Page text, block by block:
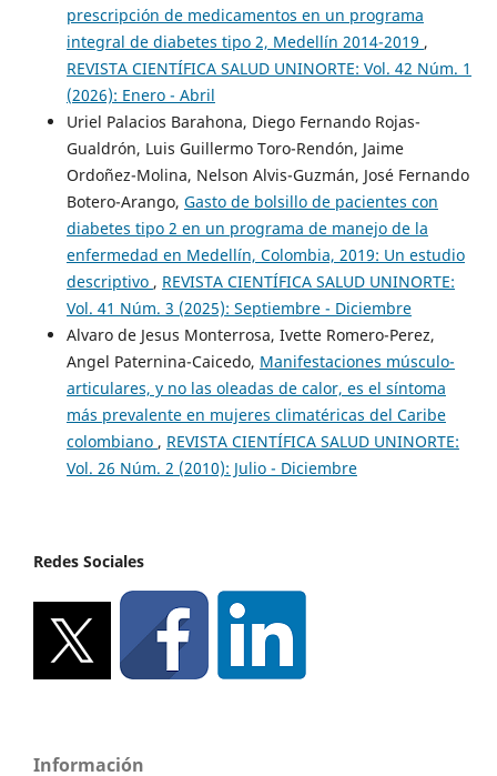
prescripción de medicamentos en un programa
integral de diabetes tipo 2, Medellín 2014-2019 ,
REVISTA CIENTÍFICA SALUD UNINORTE: Vol. 42 Núm. 1
(2026): Enero - Abril
Uriel Palacios Barahona, Diego Fernando Rojas-
Gualdrón, Luis Guillermo Toro-Rendón, Jaime
Ordoñez-Molina, Nelson Alvis-Guzmán, José Fernando
Botero-Arango, Gasto de bolsillo de pacientes con
diabetes tipo 2 en un programa de manejo de la
enfermedad en Medellín, Colombia, 2019: Un estudio
descriptivo , REVISTA CIENTÍFICA SALUD UNINORTE:
Vol. 41 Núm. 3 (2025): Septiembre - Diciembre
Alvaro de Jesus Monterrosa, Ivette Romero-Perez,
Angel Paternina-Caicedo, Manifestaciones músculo-
articulares, y no las oleadas de calor, es el síntoma
más prevalente en mujeres climatéricas del Caribe
colombiano , REVISTA CIENTÍFICA SALUD UNINORTE:
Vol. 26 Núm. 2 (2010): Julio - Diciembre
Redes Sociales
Información